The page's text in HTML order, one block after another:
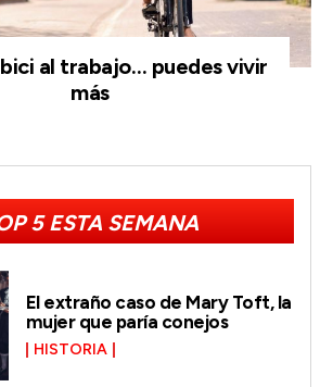
bici al trabajo… puedes vivir
más
5 ESTA SEMANA
El extraño caso de Mary Toft, la
mujer que paría conejos
HISTORIA